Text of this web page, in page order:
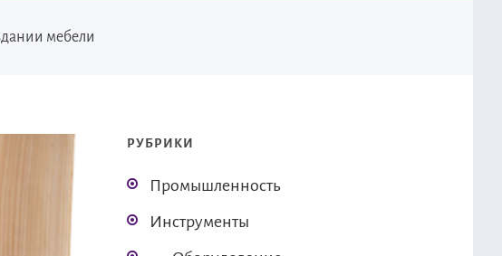
мебели
РУБРИКИ
Промышленность
Инструменты